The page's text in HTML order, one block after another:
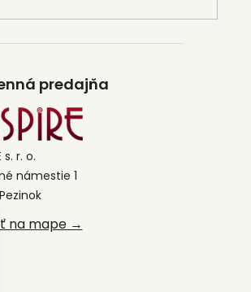
predajňa
s. r. o.
námestie 1
na mape →